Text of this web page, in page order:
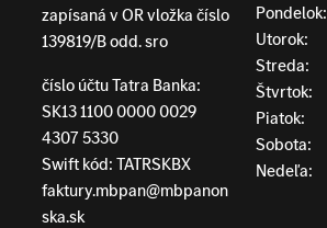
zapísaná v OR vložka číslo
139819/B odd. sro
číslo účtu Tatra Banka:
SK13 1100 0000 0029
4307 5330
Swift kód: TATRSKBX
faktury.mbpan@mbpanon
ska.sk
Pondelok:
Utorok:
Streda:
Štvrtok:
Piatok:
Sobota:
Nedeľa: